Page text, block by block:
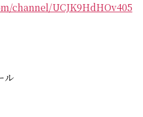
channel/UCJK9HdHOv405
ル